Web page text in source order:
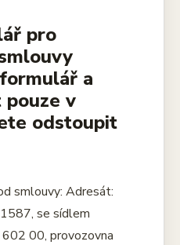
pro
a
v
odstoupit
smlouvy: Adresát:
se sídlem
00, provozovna